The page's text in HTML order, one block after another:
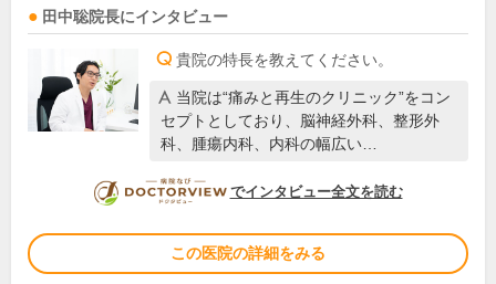
田中聡院長にインタビュー
貴院の特長を教えてください。
当院は“痛みと再生のクリニック”をコン
セプトとしており、脳神経外科、整形外
科、腫瘍内科、内科の幅広い…
DOCTORVIEW
でインタビュー全文を読む
この医院の詳細をみる